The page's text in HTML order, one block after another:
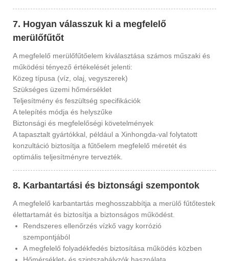
7. Hogyan válasszuk ki a megfelelő
merülőfűtőt
A megfelelő merülőfűtőelem kiválasztása számos műszaki és
működési tényező értékelését jelenti:
Közeg típusa (víz, olaj, vegyszerek)
Szükséges üzemi hőmérséklet
Teljesítmény és feszültség specifikációk
A telepítés módja és helyszűke
Biztonsági és megfelelőségi követelmények
A tapasztalt gyártókkal, például a Xinhongda-val folytatott
konzultáció biztosítja a fűtőelem megfelelő méretét és
optimális teljesítményre tervezték.
8. Karbantartási és biztonsági szempontok
A megfelelő karbantartás meghosszabbítja a merülő fűtőtestek
élettartamát és biztosítja a biztonságos működést.
Rendszeres ellenőrzés vízkő vagy korrózió
szempontjából
A megfelelő folyadékfedés biztosítása működés közben